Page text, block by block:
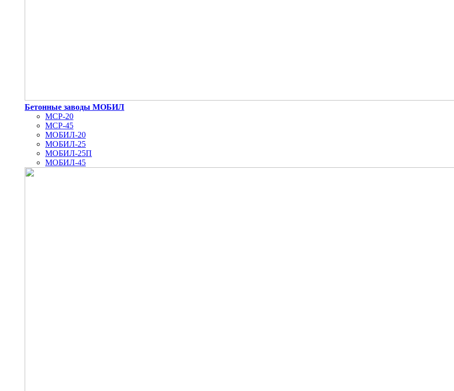
Бетонные заводы МОБИЛ
MCP-20
MCP-45
МОБИЛ-20
МОБИЛ-25
МОБИЛ-25П
МОБИЛ-45